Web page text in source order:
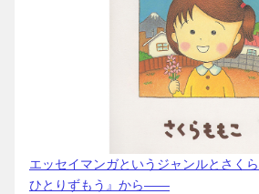
エッセイマンガというジャンルとさく
ひとりずもう』から――